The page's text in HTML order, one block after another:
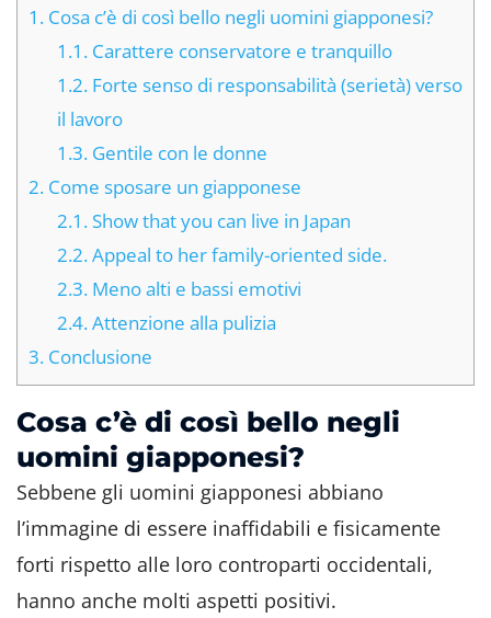
1. Cosa c’è di così bello negli uomini giapponesi?
1.1.Carattere conservatore e tranquillo
1.2.Forte senso di responsabilità (serietà) verso
il lavoro
1.3.Gentile con le donne
2. Come sposare un giapponese
2.1.Show that you can live in Japan
2.2.Appeal to her family-oriented side.
2.3.Meno alti e bassi emotivi
2.4.Attenzione alla pulizia
3. Conclusione
Cosa c’è di così bello negli
uomini giapponesi?
Sebbene gli uomini giapponesi abbiano
l’immagine di essere inaffidabili e fisicamente
forti rispetto alle loro controparti occidentali,
hanno anche molti aspetti positivi.